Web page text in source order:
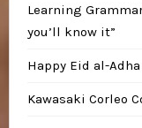
Learning
you’ll know it”
Happy Eid al-
Kawasaki Corleo